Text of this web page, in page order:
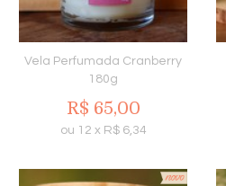
Vela Perfumada Cranberry
180g
R$ 65,00
ou 12 x R$ 6,34